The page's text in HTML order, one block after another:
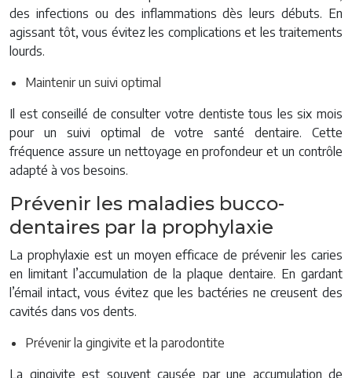
des infections ou des inflammations dès leurs débuts. En
agissant tôt, vous évitez les complications et les traitements
lourds.
Maintenir un suivi optimal
Il est conseillé de consulter votre dentiste tous les six mois
pour un suivi optimal de votre santé dentaire. Cette
fréquence assure un nettoyage en profondeur et un contrôle
adapté à vos besoins.
Prévenir les maladies bucco-
dentaires par la prophylaxie
La prophylaxie est un moyen efficace de prévenir les caries
en limitant l’accumulation de la plaque dentaire. En gardant
l’émail intact, vous évitez que les bactéries ne creusent des
cavités dans vos dents.
Prévenir la gingivite et la parodontite
La gingivite est souvent causée par une accumulation de